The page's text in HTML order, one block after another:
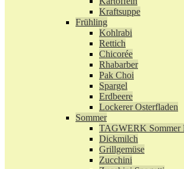
Kraftsuppe
Frühling
Kohlrabi
Rettich
Chicorée
Rhabarber
Pak Choi
Spargel
Erdbeere
Lockerer Osterfladen
Sommer
TAGWERK Sommer
Dickmilch
Grillgemüse
Zucchini